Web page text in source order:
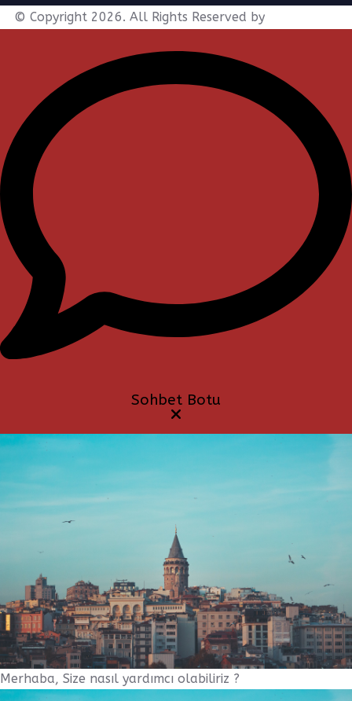
© Copyright 2026. All Rights Reserved by
Sohbet Botu
Merhaba, Size nasıl yardımcı olabiliriz ?